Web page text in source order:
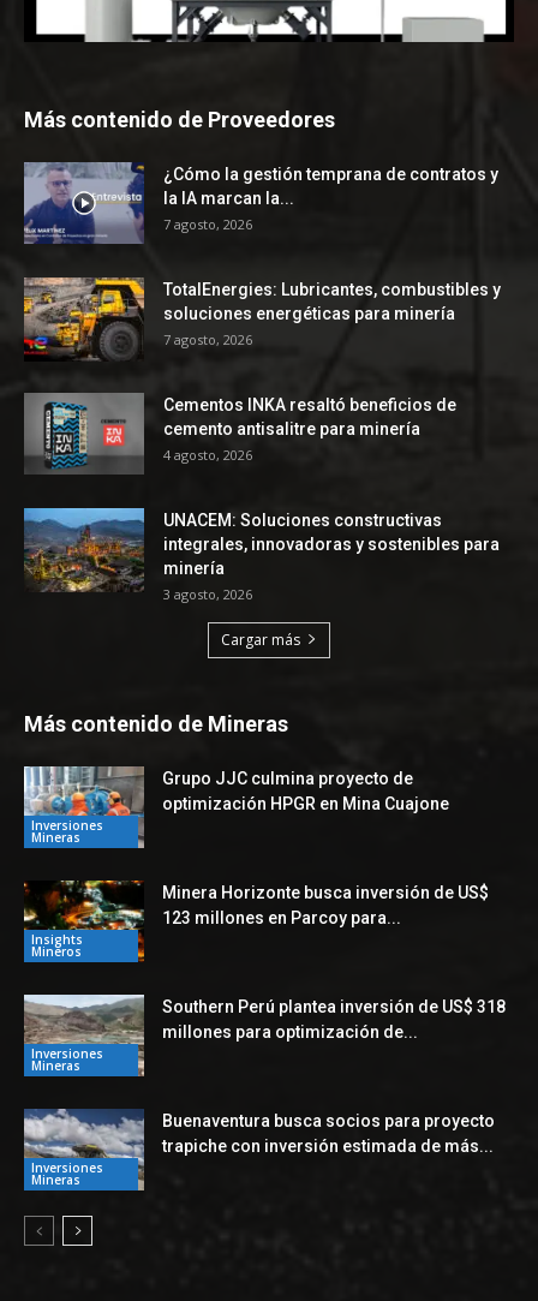
Más contenido de Proveedores
¿Cómo la gestión temprana de contratos y
la IA marcan la...
7 agosto, 2026
TotalEnergies: Lubricantes, combustibles y
soluciones energéticas para minería
7 agosto, 2026
Cementos INKA resaltó beneficios de
cemento antisalitre para minería
4 agosto, 2026
UNACEM: Soluciones constructivas
integrales, innovadoras y sostenibles para
minería
3 agosto, 2026
Cargar más
Más contenido de Mineras
Inversiones
Mineras
Grupo JJC culmina proyecto de
optimización HPGR en Mina Cuajone
Insights
Mineros
Minera Horizonte busca inversión de US$
123 millones en Parcoy para...
Inversiones
Mineras
Southern Perú plantea inversión de US$ 318
millones para optimización de...
Inversiones
Mineras
Buenaventura busca socios para proyecto
trapiche con inversión estimada de más...